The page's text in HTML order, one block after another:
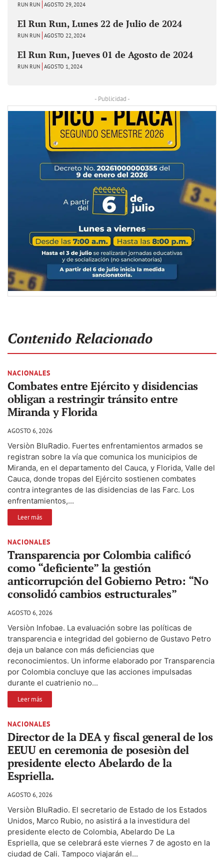
RUN RUN AGOSTO 29, 2024
El Run Run, Lunes 22 de Julio de 2024
RUN RUN AGOSTO 22, 2024
El Run Run, Jueves 01 de Agosto de 2024
RUN RUN AGOSTO 1, 2024
- Publicidad -
Contenido Relacionado
NACIONALES
Combates entre Ejército y disidencias
obligan a restringir tránsito entre
Miranda y Florida
AGOSTO 6, 2026
Versiòn BluRadio. Fuertes enfrentamientos armados se
registran sobre la vía que comunica los municipios de
Miranda, en el departamento del Cauca, y Florida, Valle del
Cauca, donde tropas del Ejército sostienen combates
contra integrantes de las disidencias de las Farc. Los
enfrentamientos,...
Leer más
NACIONALES
Transparencia por Colombia calificó
como “deficiente” la gestión
anticorrupción del Gobierno Petro: “No
consolidó cambios estructurales”
AGOSTO 6, 2026
Versiòn Infobae. La evaluación sobre las políticas de
transparencia e integridad del gobierno de Gustavo Petro
deja un balance con más deficiencias que
reconocimientos. Un informe elaborado por Transparencia
por Colombia concluye que las acciones impulsadas
durante el cuatrienio no...
Leer más
NACIONALES
Director de la DEA y fiscal general de los
EEUU en ceremonia de posesiòn del
presidente electo Abelardo de la
Espriella.
AGOSTO 6, 2026
Versiòn BluRadio. El secretario de Estado de los Estados
Unidos, Marco Rubio, no asistirá a la investidura del
presidente electo de Colombia, Abelardo De La
Espriella, que se celebrará este viernes 7 de agosto en la
ciudad de Cali. Tampoco viajarán el...